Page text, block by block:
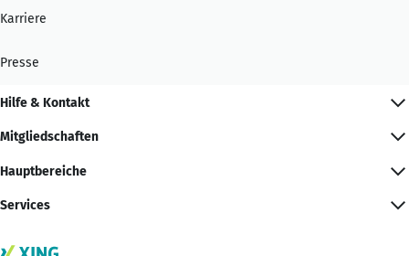
Karriere
Presse
Hilfe & Kontakt
Mitgliedschaften
Hauptbereiche
Services